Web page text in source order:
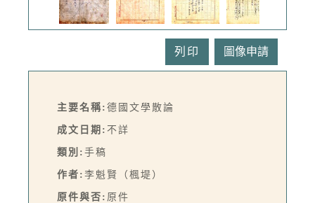
列印
主要名稱: 德國文學散論
成文日期: 不詳
類別: 手稿
作者: 李魁賢（楓堤）
原件與否: 原件